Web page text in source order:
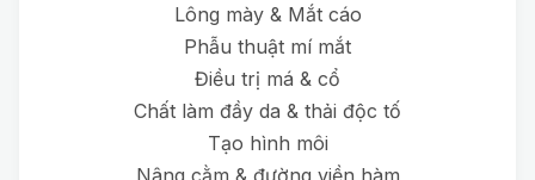
Lông mày & Mắt cáo
Phẫu thuật mí mắt
Điều trị má & cổ
Chất làm đầy da & thải độc tố
Tạo hình môi
Nâng cằm & đường viền hàm